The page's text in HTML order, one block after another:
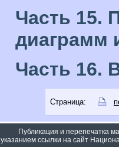
Часть 15.
диаграмм
Часть 16.
Страница:
Публикация и перепечатка
указанием ссылки на сайт